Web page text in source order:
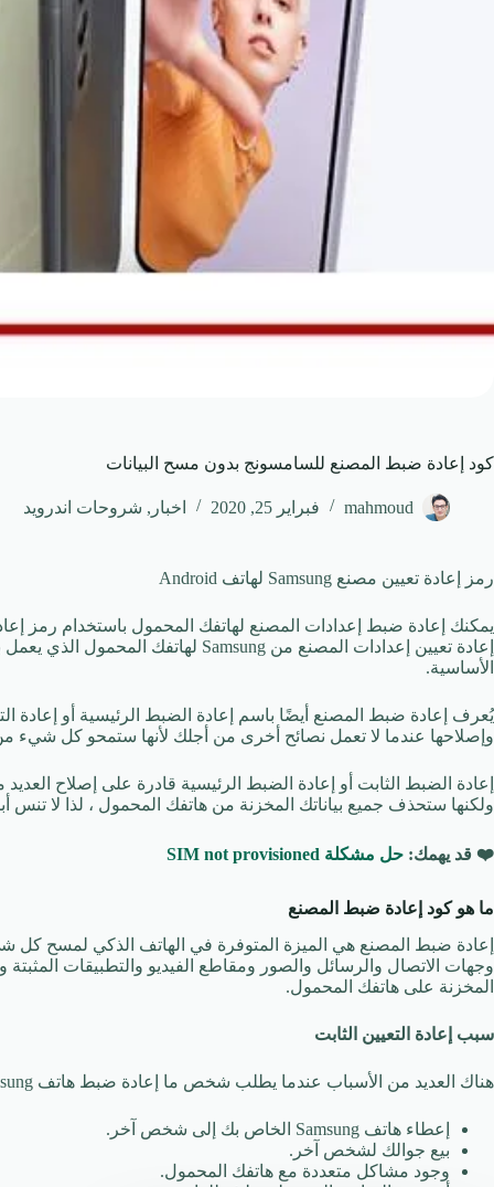
كود إعادة ضبط المصنع للسامسونج بدون مسح البيانات
mahmoud فبراير 25, 2020 اخبار , شروحات اندرويد
رمز إعادة تعيين مصنع Samsung لهاتف Android
يمكنك إعادة ضبط إعدادات المصنع لهاتفك المحمول باستخدام رمز
الأساسية.
يُعرف إعادة ضبط المصنع أيضًا باسم إعادة الضبط الرئيسية أو إعادة
وإصلاحها عندما لا تعمل نصائح أخرى من أجلك لأنها ستمحو كل شيء
إعادة الضبط الثابت أو إعادة الضبط الرئيسية قادرة على إصلاح
ولكنها ستحذف جميع بياناتك المخزنة من هاتفك المحمول ، لذا لا تنس
❤️ قد يهمك: حل مشكلة SIM not provisioned
ما هو كود إعادة ضبط المصنع
إعادة ضبط المصنع هي الميزة المتوفرة في الهاتف الذكي لمسح كل
وجهات الاتصال والرسائل والصور ومقاطع الفيديو والتطبيقات
المخزنة على هاتفك المحمول.
سبب إعادة التعيين الثابت
هناك العديد من الأسباب عندما يطلب شخص ما إعادة ضبط هاتف Samsung الخاص به. بعض الأسباب موضحة أدناه:
إعطاء هاتف Samsung الخاص بك إلى شخص آخر.
بيع جوالك لشخص آخر.
وجود مشاكل متعددة مع هاتفك المحمول.